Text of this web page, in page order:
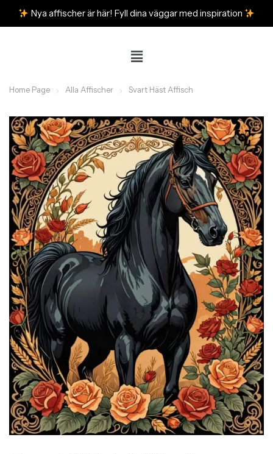
Nya affischer är här! Fyll dina väggar med inspiration
Home Page Alla Affischer Svart Häst Affisch